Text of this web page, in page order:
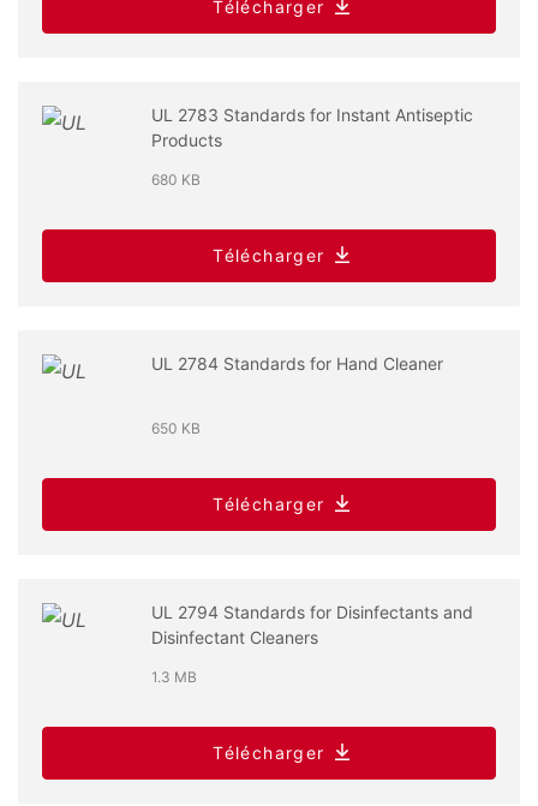
Télécharger
UL 2783 Standards for Instant Antiseptic
Products
680 KB
Télécharger
UL 2784 Standards for Hand Cleaner
650 KB
Télécharger
UL 2794 Standards for Disinfectants and
Disinfectant Cleaners
1.3 MB
Télécharger